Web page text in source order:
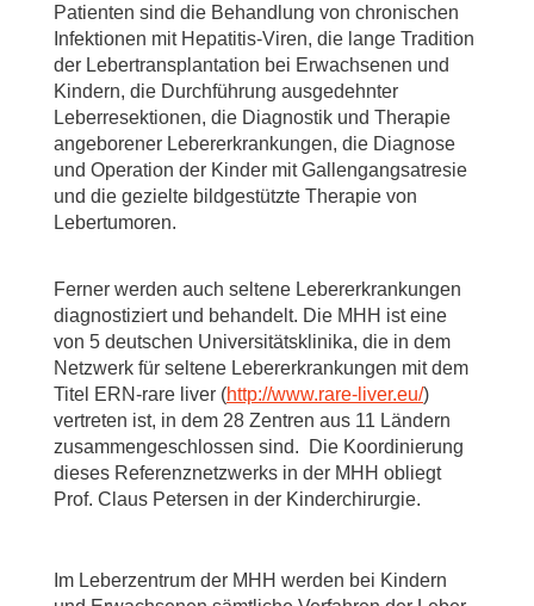
Patienten sind die Behandlung von chronischen
Infektionen mit Hepatitis-Viren, die lange Tradition
der Lebertransplantation bei Erwachsenen und
Kindern, die Durchführung ausgedehnter
Leberresektionen, die Diagnostik und Therapie
angeborener Lebererkrankungen, die Diagnose
und Operation der Kinder mit Gallengangsatresie
und die gezielte bildgestützte Therapie von
Lebertumoren.
Ferner werden auch seltene Lebererkrankungen
diagnostiziert und behandelt. Die MHH ist eine
von 5 deutschen Universitätsklinika, die in dem
Netzwerk für seltene Lebererkrankungen mit dem
Titel ERN-rare liver (http://www.rare-liver.eu/)
vertreten ist, in dem 28 Zentren aus 11 Ländern
zusammengeschlossen sind. Die Koordinierung
dieses Referenznetzwerks in der MHH obliegt
Prof. Claus Petersen in der Kinderchirurgie.
Im Leberzentrum der MHH werden bei Kindern